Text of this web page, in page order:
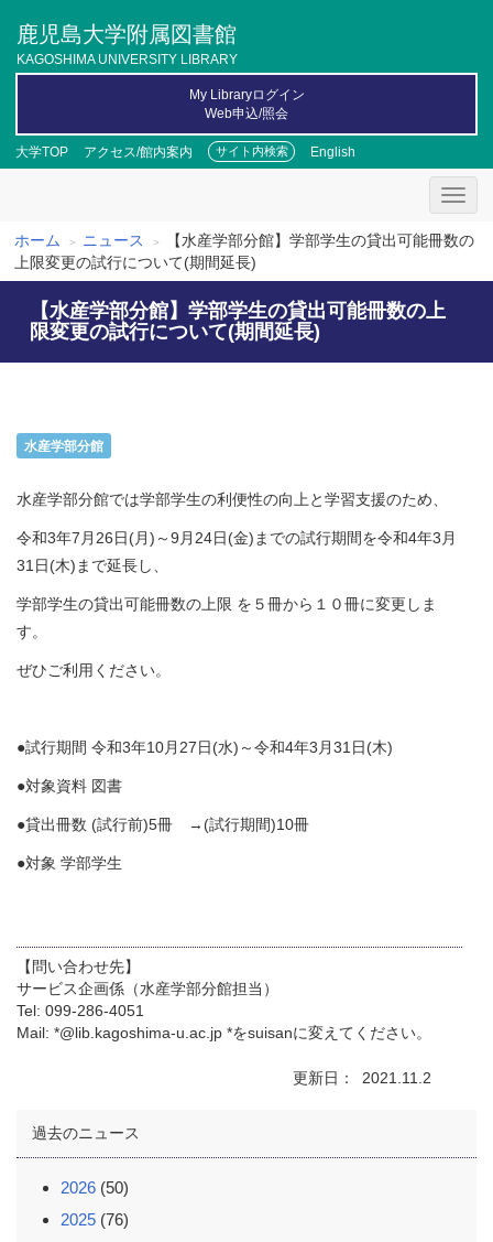
ツ
鹿児島大学附属図書館
KAGOSHIMA UNIVERSITY LIBRARY
大学TOP アクセス/館内案内 サイト内検索 English
My Libraryログイン
Web申込/照会
パ
く
ず
ホーム ニュース
【水産学部分館】学部学生の貸出可能冊数の
上限変更の試行について(期間延長)
【水産学部分館】学部学生の貸出可能冊数の上
限変更の試行について(期間延長)
水産学部分館
水産学部分館では学部学生の利便性の向上と学習支援のため、
令和3年7月26日(月)～9月24日(金)までの試行期間を令和4年3月
31日(木)まで延長し、
学部学生の貸出可能冊数の上限 を５冊から１０冊に変更しま
す。
ぜひご利用ください。
●試行期間 令和3年10月27日(水)～令和4年3月31日(木)
●対象資料 図書
●貸出冊数 (試行前)5冊 →(試行期間)10冊
●対象 学部学生
【問い合わせ先】
サービス企画係（水産学部分館担当）
Tel: 099-286-4051
Mail: *@lib.kagoshima-u.ac.jp *をsuisanに変えてください。
更新日 2021.11.2
過去のニュース
2026 (50)
2025 (76)